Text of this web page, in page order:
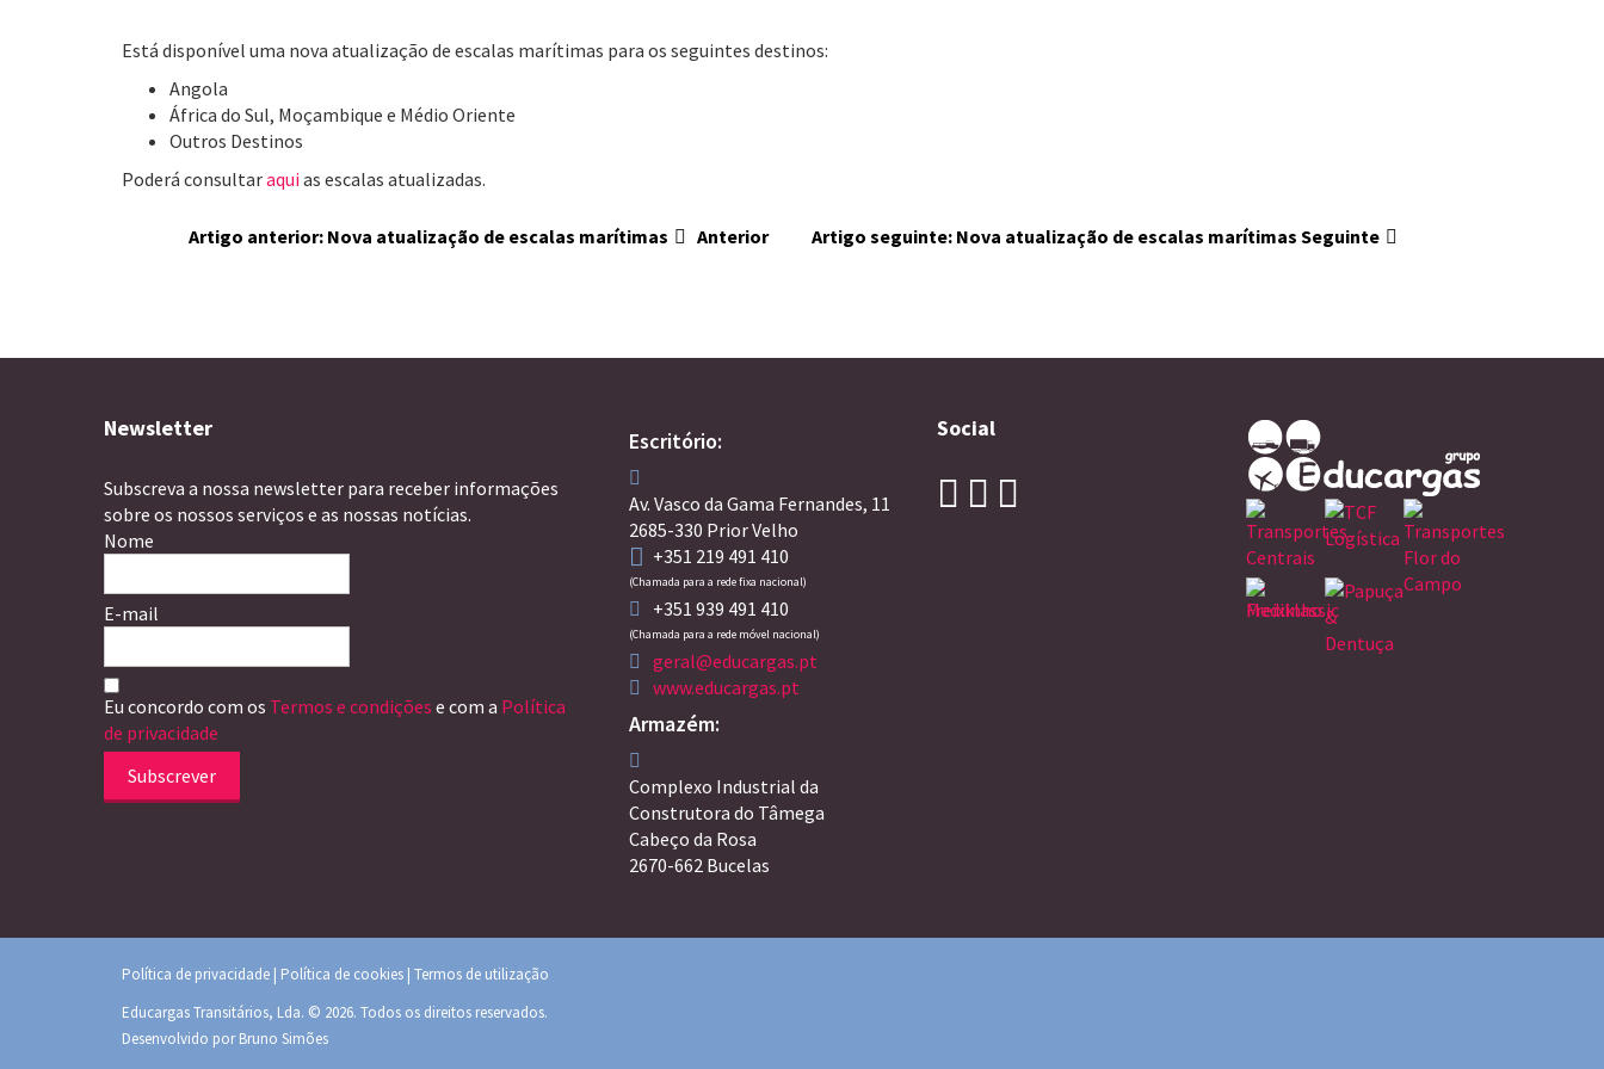
Está disponível uma nova atualização de escalas marítimas para os seguintes destinos:
Angola
África do Sul, Moçambique e Médio Oriente
Outros Destinos
Poderá consultaraqui as escalas atualizadas.
Artigo anterior: Nova atualização de escalas marítimas Anterior Artigo seguinte: Nova atualização de escalas marítimas Seguinte
Newsletter
Subscreva a nossa newsletter para receber informações
sobre os nossos serviços e as nossas notícias.
Nome
E-mail
Eu concordo com os Termos e condições e com a Política
de privacidade
Subscrever
Escritório:
Av. Vasco da Gama Fernandes, 11
2685-330 Prior Velho
+351 219 491 410
(Chamada para a rede fixa nacional)
+351 939 491 410
(Chamada para a rede móvel nacional)
geral@educargas.pt
www.educargas.pt
Armazém:
Complexo Industrial da
Construtora do Tâmega
Cabeço da Rosa
2670-662 Bucelas
Social
Política de privacidade | Política de cookies | Termos de utilização
Educargas Transitários, Lda. © 2026. Todos os direitos reservados.
Desenvolvido porBruno Simões